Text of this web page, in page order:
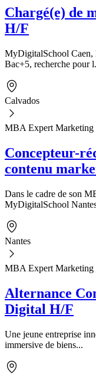
Chargé(e) de
H/F
MyDigitalSchool Caen,
Bac+5, recherche pour
Calvados
MBA Expert Marketing
Concepteur-
contenu
Dans le cadre de son
MyDigitalSchool
Nantes
MBA Expert Marketing
Alternance
Digital H/F
Une jeune entreprise
immersive de biens...